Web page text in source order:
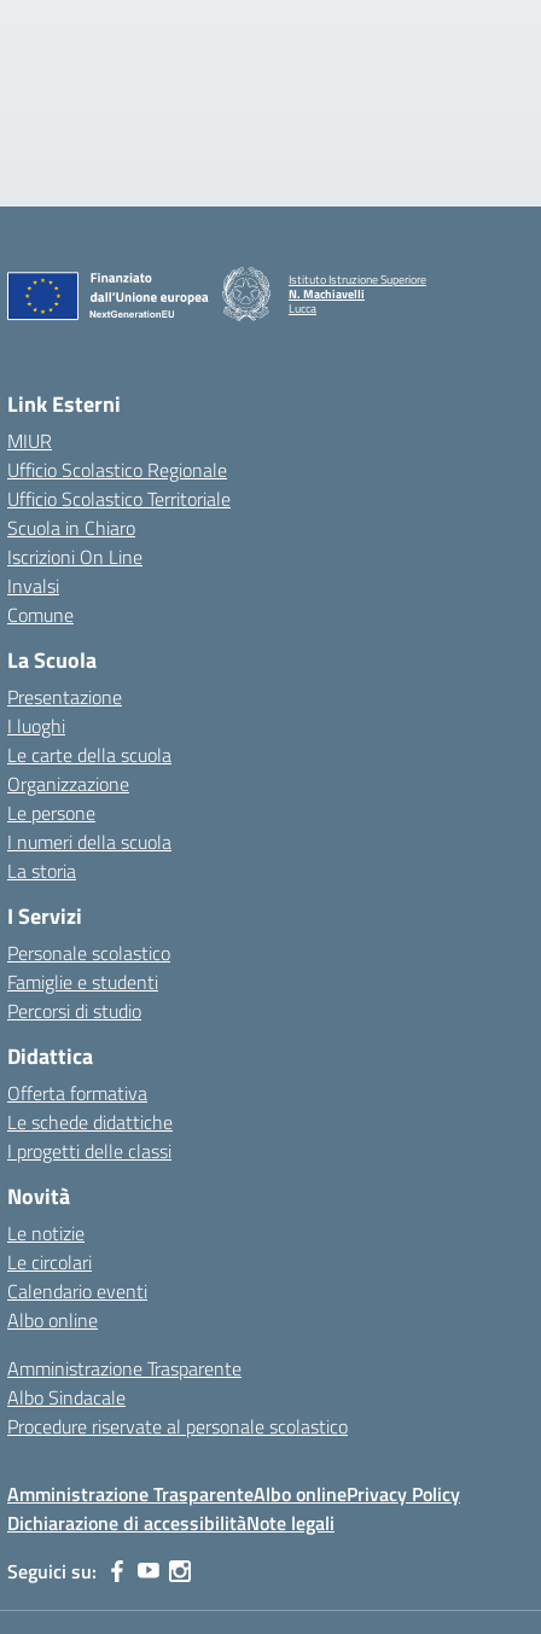
Istituto Istruzione Superiore
N. Machiavelli
Lucca
Link Esterni
MIUR
Ufficio Scolastico Regionale
Ufficio Scolastico Territoriale
Scuola in Chiaro
Iscrizioni On Line
Invalsi
Comune
La Scuola
Presentazione
I luoghi
Le carte della scuola
Organizzazione
Le persone
I numeri della scuola
La storia
I Servizi
Personale scolastico
Famiglie e studenti
Percorsi di studio
Didattica
Offerta formativa
Le schede didattiche
I progetti delle classi
Novità
Le notizie
Le circolari
Calendario eventi
Albo online
Amministrazione Trasparente
Albo Sindacale
Procedure riservate al personale scolastico
Amministrazione TrasparenteAlbo onlinePrivacy Policy
Dichiarazione di accessibilitàNote legali
Seguici su: